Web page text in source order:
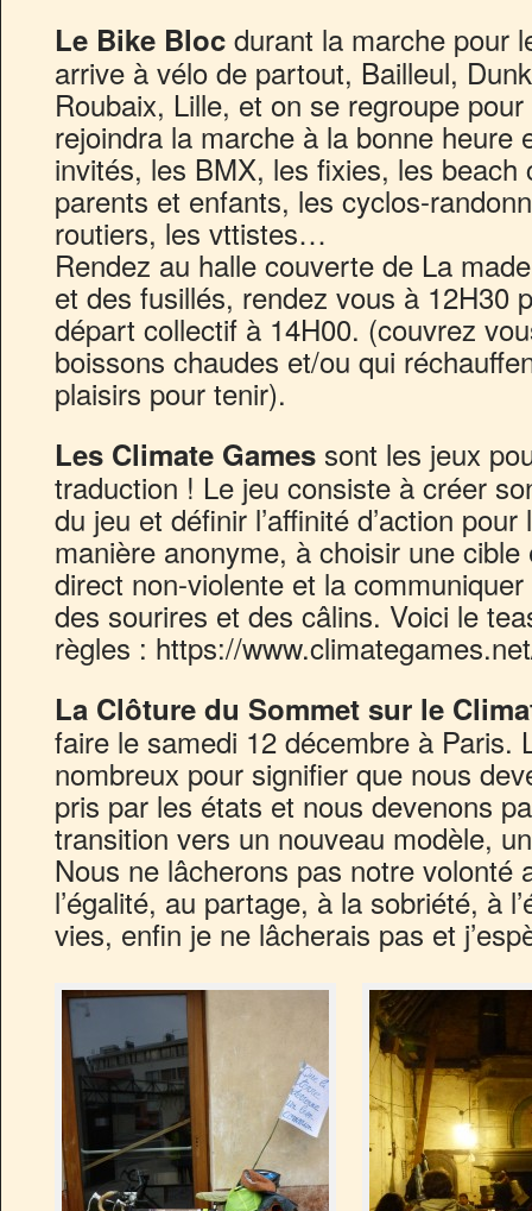
Le Bike Bloc durant la marche pour
arrive à vélo de partout, Bailleul,
Roubaix, Lille, et on se regroupe
rejoindra la marche à la bonne heure
invités, les BMX, les fixies, les
parents et enfants, les cyclos-
routiers, les vttistes…
Rendez au halle couverte de La
et des fusillés, rendez vous à 12H30
départ collectif à 14H00. (couvrez
boissons chaudes et/ou qui
plaisirs pour tenir).
Les Climate Games sont les jeux
traduction ! Le jeu consiste à créer
du jeu et définir l’affinité d’action pour
manière anonyme, à choisir une
direct non-violente et la
des sourires et des câlins. Voici le
règles : https://
La Clôture du Sommet sur le
faire le samedi 12 décembre à Paris.
nombreux pour signifier que nous
pris par les états et nous devenons
transition vers un nouveau modèle,
Nous ne lâcherons pas notre volonté
l’égalité, au partage, à la sobriété, à
vies, enfin je ne lâcherais pas et